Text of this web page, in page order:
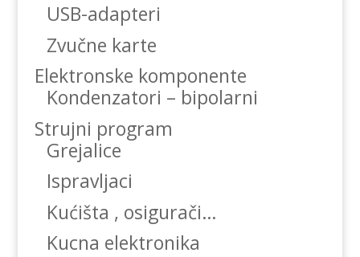
USB-adapteri
Zvučne karte
Elektronske komponente
Kondenzatori – bipolarni
Strujni program
Grejalice
Ispravljaci
Kućišta , osigurači…
Kucna elektronika